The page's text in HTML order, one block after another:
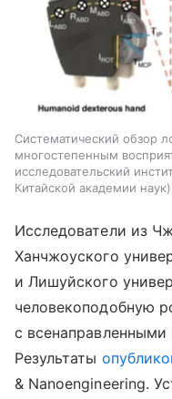
Систематический обзор
многостепенным
исследовательский
Китайской академии наук
Исследователи из
Ханчжоуского
и Лишуйского
человекоподобную
с
Результаты
& Nanoengineering.